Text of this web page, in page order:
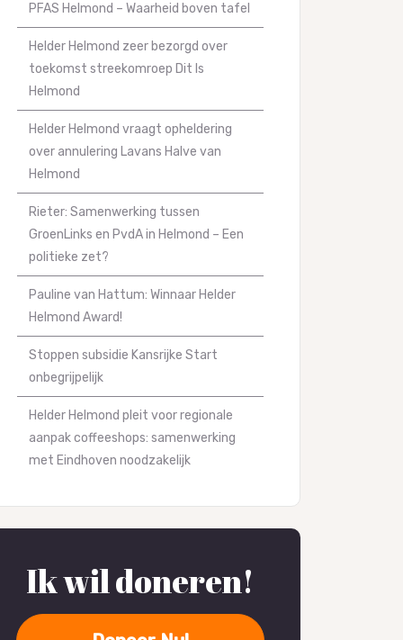
PFAS Helmond – Waarheid boven tafel
Helder Helmond zeer bezorgd over
toekomst streekomroep Dit Is
Helmond
Helder Helmond vraagt opheldering
over annulering Lavans Halve van
Helmond
Rieter: Samenwerking tussen
GroenLinks en PvdA in Helmond – Een
politieke zet?
Pauline van Hattum: Winnaar Helder
Helmond Award!
Stoppen subsidie Kansrijke Start
onbegrijpelijk
Helder Helmond pleit voor regionale
aanpak coffeeshops: samenwerking
met Eindhoven noodzakelijk
Ik wil doneren!